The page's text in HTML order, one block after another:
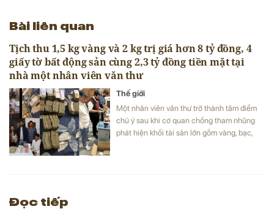
Bài liên quan
Tịch thu 1,5 kg vàng và 2 kg trị giá hơn 8 tỷ đồng, 4
giấy tờ bất động sản cùng 2,3 tỷ đồng tiền mặt tại
nhà một nhân viên văn thư
Thế giới
Một nhân viên văn thư trở thành tâm điểm
chú ý sau khi cơ quan chống tham nhũng
phát hiện khối tài sản lớn gồm vàng, bạc,
Đọc tiếp